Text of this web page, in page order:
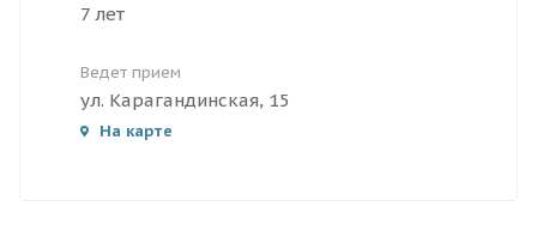
7 лет
Ведет прием
ул. Карагандинская, 15
На карте